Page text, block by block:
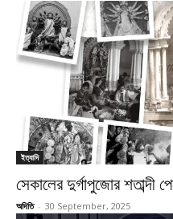
ইত্যাদি
সেকালের দুর্গাপুজোর শতাব্দী
অদিতি - 30 September, 2025